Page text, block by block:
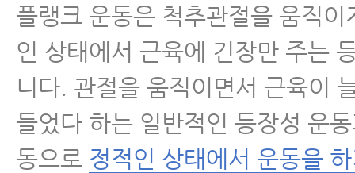
플랭크 운동은 척추관절을 움직이
인 상태에서 근육에 긴장만 주는
니다. 관절을 움직이면서 근육이
들었다 하는 일반적인 등장성 운
동으로 정적인 상태에서 운동을